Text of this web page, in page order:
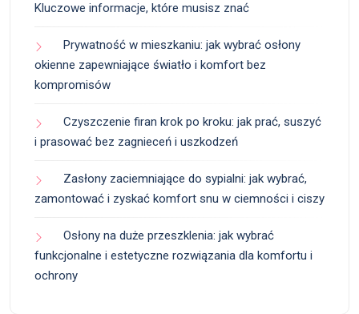
Kluczowe informacje, które musisz znać
Prywatność w mieszkaniu: jak wybrać osłony
okienne zapewniające światło i komfort bez
kompromisów
Czyszczenie firan krok po kroku: jak prać, suszyć
i prasować bez zagnieceń i uszkodzeń
Zasłony zaciemniające do sypialni: jak wybrać,
zamontować i zyskać komfort snu w ciemności i ciszy
Osłony na duże przeszklenia: jak wybrać
funkcjonalne i estetyczne rozwiązania dla komfortu i
ochrony